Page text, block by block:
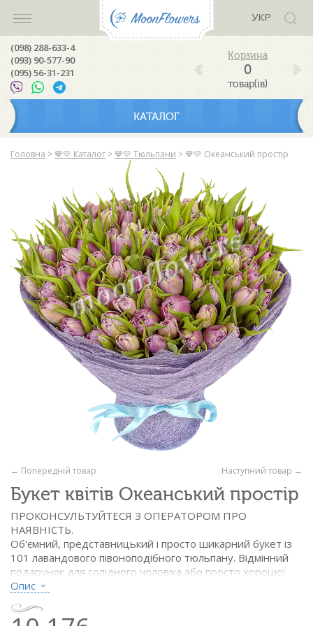
УКР
(098) 288-633-4
(093) 90-577-90
(095) 56-31-231
0
товар(ів)
КАТАЛОГ
Головна > 💙💛 Каталог > 💙💛 Тюльпани > 💙💛 Океанський простір
Наступний товар →
← Попередній товар
Букет квітів Океанський простір
ПРОКОНСУЛЬТУЙТЕСЯ З ОПЕРАТОРОМ ПРО
НАЯВНІСТЬ.
Об'ємний, представницький і просто шикарний букет із
101 лавандового півоноподібного тюльпану. Відмінний
подарунок для солідного чоловіка або просто хорошої
людини. Діаметр виробу близько 55 см.
Склад:
Опис